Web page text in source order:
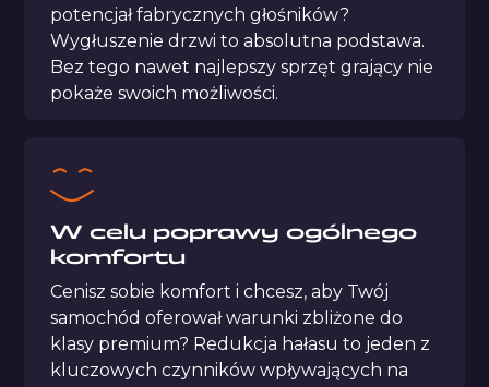
potencjał fabrycznych głośników?
Wygłuszenie drzwi to absolutna podstawa.
Bez tego nawet najlepszy sprzęt grający nie
pokaże swoich możliwości.
W celu poprawy ogólnego
komfortu
Cenisz sobie komfort i chcesz, aby Twój
samochód oferował warunki zbliżone do
klasy premium? Redukcja hałasu to jeden z
kluczowych czynników wpływających na